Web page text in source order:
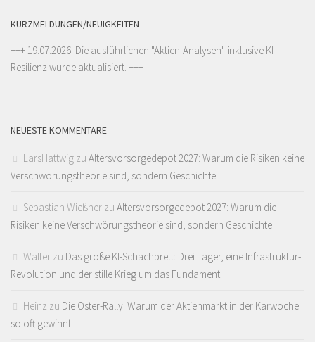
KURZMELDUNGEN/NEUIGKEITEN
+++ 19.07.2026: Die ausführlichen "Aktien-Analysen" inklusive KI-
Resilienz wurde aktualisiert. +++
NEUESTE KOMMENTARE
LarsHattwig zu Altersvorsorgedepot 2027: Warum die Risiken keine
Verschwörungstheorie sind, sondern Geschichte
Sebastian Wießner zu Altersvorsorgedepot 2027: Warum die
Risiken keine Verschwörungstheorie sind, sondern Geschichte
Walter zu Das große KI-Schachbrett: Drei Lager, eine Infrastruktur-
Revolution und der stille Krieg um das Fundament
Heinz zu Die Oster-Rally: Warum der Aktienmarkt in der Karwoche
so oft gewinnt